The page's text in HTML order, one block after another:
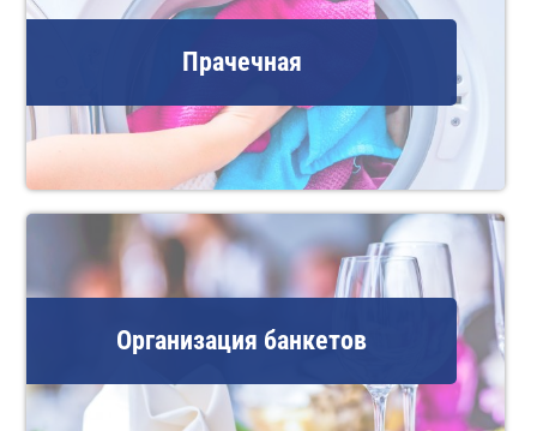
Прачечная
Организация банкетов